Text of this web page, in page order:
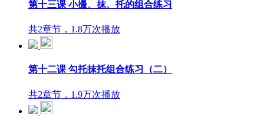
第十三课 小撮、抹、托的组合练习
共2章节，1.8万次播放
第十二课 勾托抹托组合练习（二）
共2章节，1.9万次播放